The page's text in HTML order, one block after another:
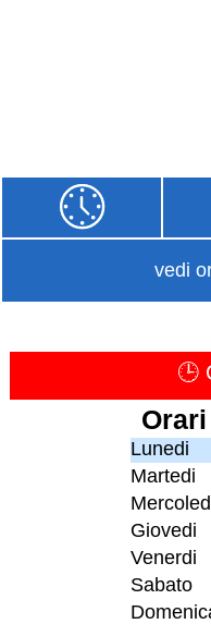
vedi
🕒
Lunedi
Martedi
Giovedi
Venerdi
Sabato